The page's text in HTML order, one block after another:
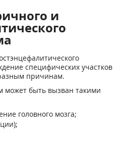
и
специфических участков
причинам.
может быть вызван такими
головного мозга;